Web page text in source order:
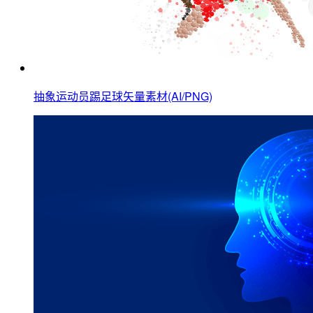
抽象运动员踢足球矢量素材(AI/PNG)